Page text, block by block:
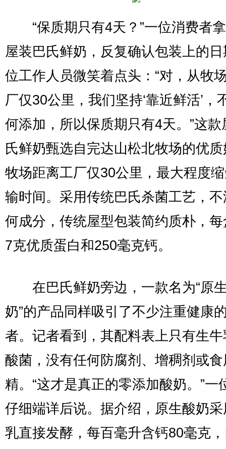
“保质期只有4天？”一位消费者
屋装巴氏鲜奶，反复确认包装上的
位工作人员微笑着点头：“对，从牧
厂仅30公里，我们坚持‘靠近鲜活’，
何添加，所以保质期只有4天。”这款
氏鲜奶甄选自完达山松北牧场的优
牧场距离工厂仅30公里，最大程度
输时间。采用传统巴氏杀菌工艺，
何成分，传统屋型包装简约质朴，
7克优质蛋白和250毫克钙。
在巴氏鲜奶旁边，一款名为“原
奶”的产品同样吸引了不少注重健康
者。记者看到，其配料表上只有生
酸菌，没有任何防腐剂、增稠剂或
精。“这才是真正的零添加酸奶。”一
仔细端详后说。据介绍，原生酸奶
乳直接发酵，每百毫升含钙80毫克